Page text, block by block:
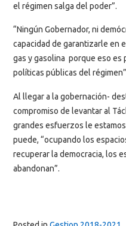
el régimen salga del poder”.
“Ningún Gobernador, ni
capacidad de garantizarle en
gas y gasolina porque eso es
políticas públicas del
Al llegar a la gobernación-
compromiso de levantar al
grandes esfuerzos le
puede, “ocupando los
recuperar la democracia, los
abandonan”.